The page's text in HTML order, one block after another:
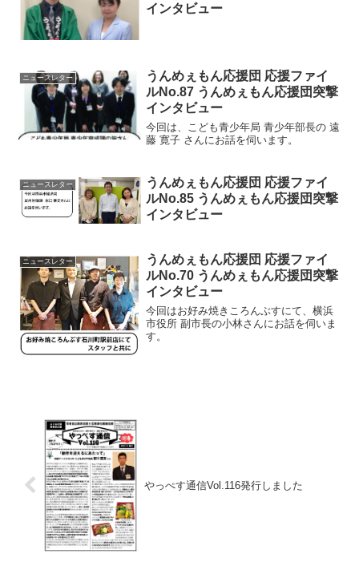
インタビュー
ニュースレター
うんめぇもん応援団 応援ファイ
ルNo.87 うんめぇもん応援団突撃
インタビュー
今回は、こども青少年局 青少年部長の 遠
藤 寛子 さんにお話を伺います。
ニュースレター
うんめぇもん応援団 応援ファイ
ルNo.85 うんめぇもん応援団突撃
インタビュー
ニュースレター
うんめぇもん応援団 応援ファイ
ルNo.70 うんめぇもん応援団突撃
インタビュー
今回はお好み焼きころんぶすにて、横浜
市役所 副市長の小林さんにお話を伺いま
す。
やっぺす通信Vol.116発行しました